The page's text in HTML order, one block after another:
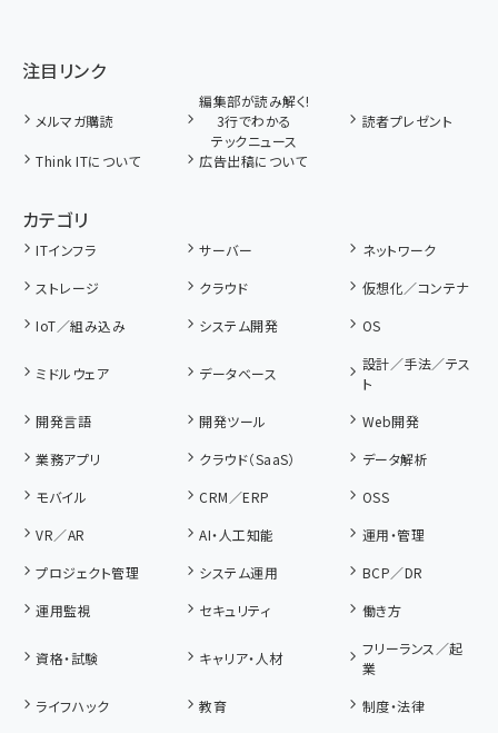
注目リンク
メルマガ購読
編集部が読み解く!
3行でわかる
テックニュース
読者プレゼント
Think ITについて 広告出稿について
カテゴリ
ITインフラ サーバー
ネットワーク
ストレージ
クラウド
仮想化／コンテナ
IoT／組み込み
システム開発 OS
ミドルウェア データベース
設計／手法／テス
ト
開発言語
開発ツール
Web開発
業務アプリ
クラウド（SaaS）
データ解析
モバイル
CRM／ERP
OSS
VR／AR
AI・人工知能
運用・管理
プロジェクト管理
システム運用
BCP／DR
運用監視
セキュリティ 働き方
資格・試験 キャリア・人材
フリーランス／起
業
ライフハック
教育 制度・法律